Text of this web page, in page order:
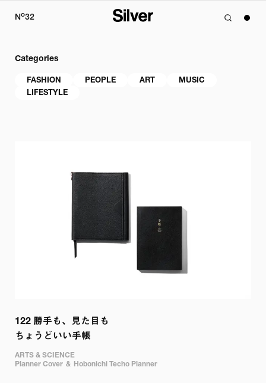
No32
Categories
FASHION PEOPLE ART
MUSIC
LIFESTYLE
122 勝手も、見た目も
ちょうどいい手帳
ARTS & SCIENCE
Planner Cover ＆ Hobonichi Techo Planner